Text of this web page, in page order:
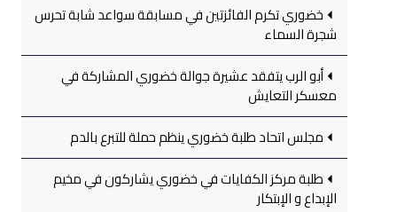
خضوري تكرم الفائزتين في مسابقة سواعد شابة تحرس
شجرة السماء
أبو الرب يتفقد عشيرة جوالة خضوري المشاركة في
معسكر التعايش
مجلس اتحاد طلبة خضوري ينظم حملة للتبرع بالدم
طلبة مركز الكفايات في خضوري يشاركون في مخيم
الإبداع و الإبتكار